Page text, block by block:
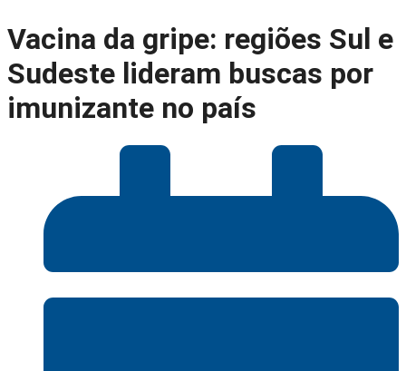
Vacina da gripe: regiões Sul e
Sudeste lideram buscas por
imunizante no país